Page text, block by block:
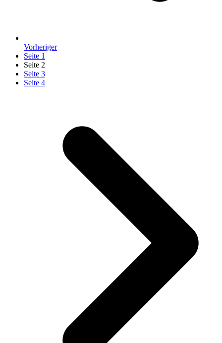
Vorheriger
Seite 1
Seite 2
Seite 3
Seite 4